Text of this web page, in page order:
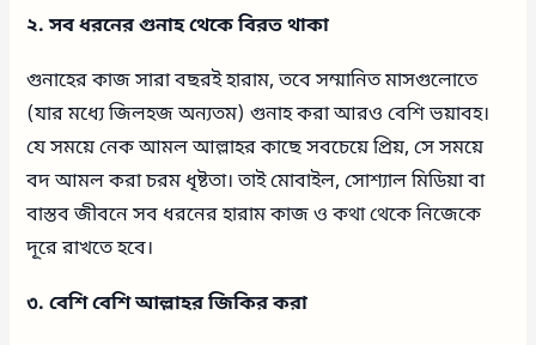
২. সব ধরনের গুনাহ থেকে বিরত থাকা
গুনাহের কাজ সারা বছরই হারাম, তবে সম্মানিত মাসগুলোতে
(যার মধ্যে জিলহজ অন্যতম) গুনাহ করা আরও বেশি ভয়াবহ।
যে সময়ে নেক আমল আল্লাহর কাছে সবচেয়ে প্রিয়, সে সময়ে
বদ আমল করা চরম ধৃষ্টতা। তাই মোবাইল, সোশ্যাল মিডিয়া বা
বাস্তব জীবনে সব ধরনের হারাম কাজ ও কথা থেকে নিজেকে
দূরে রাখতে হবে।
৩. বেশি বেশি আল্লাহর জিকির করা